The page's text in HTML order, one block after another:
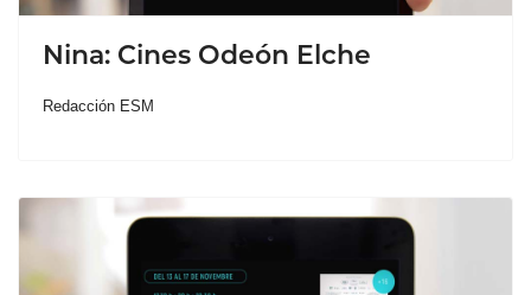
Nina: Cines Odeón Elche
Redacción ESM